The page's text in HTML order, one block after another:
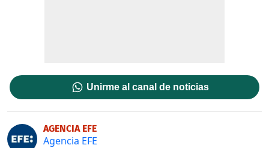
Unirme al canal de noticias
AGENCIA EFE
Agencia EFE